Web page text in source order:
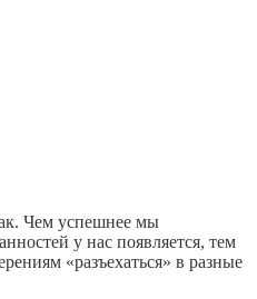
Чем успешнее мы
у нас появляется, тем
«разъехаться» в разные